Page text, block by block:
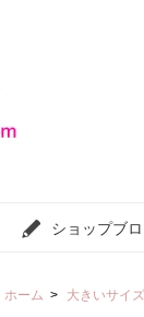
ショップブ
ホーム > 大きいサイ